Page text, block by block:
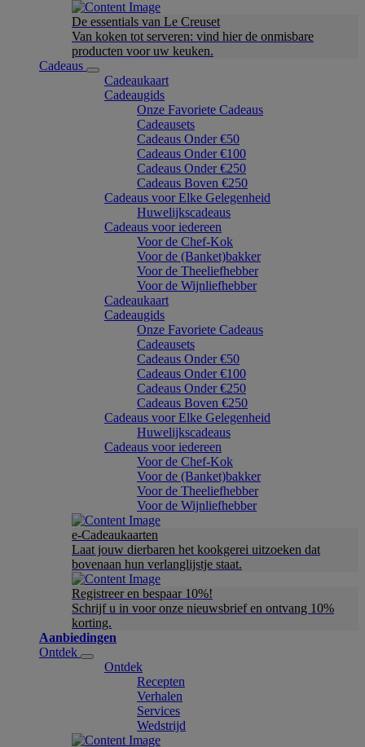
De essentials van Le Creuset
Van koken tot serveren: vind hier de onmisbare
producten voor uw keuken.
Cadeaus
Cadeaukaart
Cadeaugids
Onze Favoriete Cadeaus
Cadeausets
Cadeaus Onder €50
Cadeaus Onder €100
Cadeaus Onder €250
Cadeaus Boven €250
Cadeaus voor Elke Gelegenheid
Huwelijkscadeaus
Cadeaus voor iedereen
Voor de Chef-Kok
Voor de (Banket)bakker
Voor de Theeliefhebber
Voor de Wijnliefhebber
Cadeaukaart
Cadeaugids
Onze Favoriete Cadeaus
Cadeausets
Cadeaus Onder €50
Cadeaus Onder €100
Cadeaus Onder €250
Cadeaus Boven €250
Cadeaus voor Elke Gelegenheid
Huwelijkscadeaus
Cadeaus voor iedereen
Voor de Chef-Kok
Voor de (Banket)bakker
Voor de Theeliefhebber
Voor de Wijnliefhebber
e-Cadeaukaarten
Laat jouw dierbaren het kookgerei uitzoeken dat
bovenaan hun verlanglijstje staat.
Registreer en bespaar 10%!
Schrijf u in voor onze nieuwsbrief en ontvang 10%
korting.
Aanbiedingen
Ontdek
Ontdek
Recepten
Verhalen
Services
Wedstrijd